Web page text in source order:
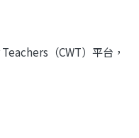
（CWT）平台，